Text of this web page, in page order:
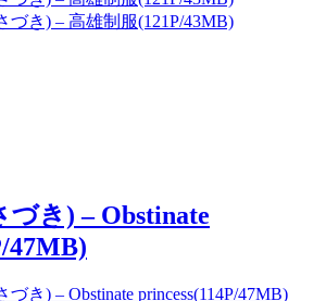
づき) – Obstinate
47MB)